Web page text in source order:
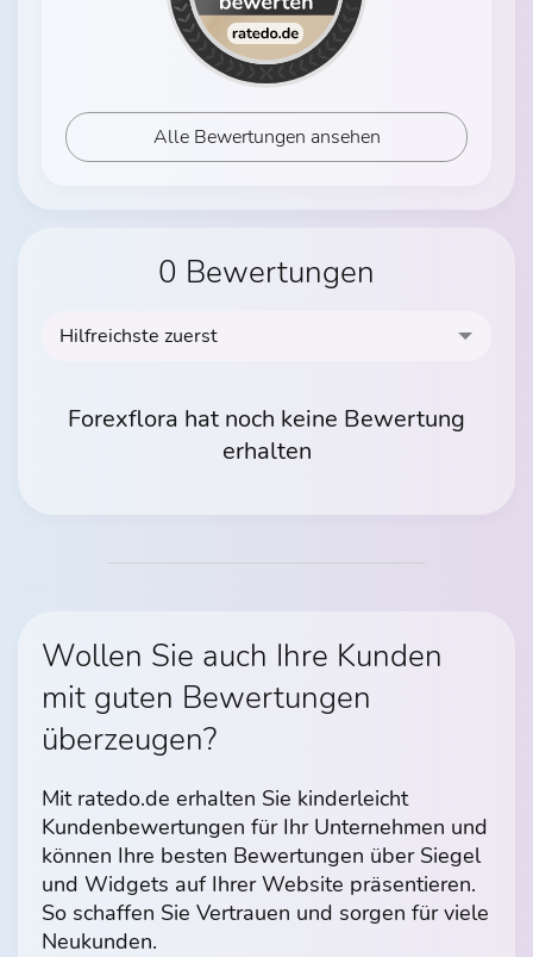
Alle Bewertungen ansehen
0 Bewertungen
Hilfreichste zuerst
Forexflora hat noch keine Bewertung
erhalten
Wollen Sie auch Ihre Kunden
mit guten Bewertungen
überzeugen?
Mit ratedo.de erhalten Sie kinderleicht
Kundenbewertungen für Ihr Unternehmen und
können Ihre besten Bewertungen über Siegel
und Widgets auf Ihrer Website präsentieren.
So schaffen Sie Vertrauen und sorgen für viele
Neukunden.